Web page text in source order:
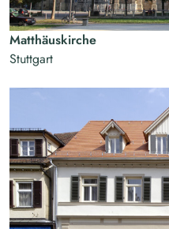
Matthäuskirche
Stuttgart